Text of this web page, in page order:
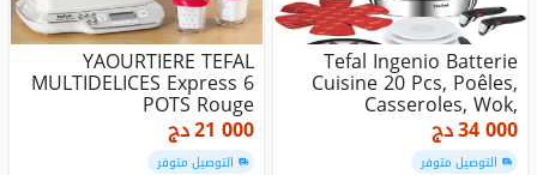
Tefal Ingenio Batterie
Cuisine 20 Pcs, Poêles,
Casseroles, Wok,
Sauteu...
34 000دج
التوصيل متوفر
YAOURTIERE TEFAL
MULTIDELICES Express 6
POTS Rouge
21 000دج
التوصيل متوفر